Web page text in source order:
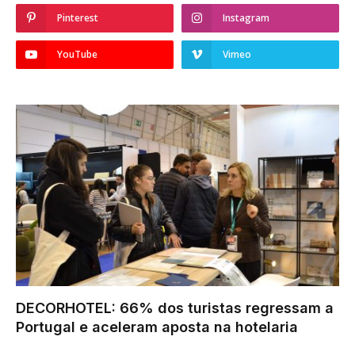
Pinterest Instagram
YouTube Vimeo
DECORHOTEL: 66% dos turistas regressam a
Portugal e aceleram aposta na hotelaria